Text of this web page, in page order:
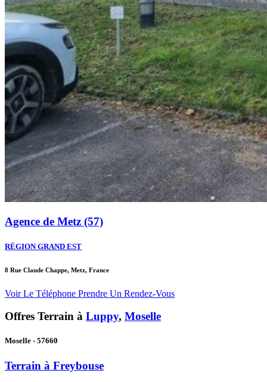
Agence de Metz (57)
RÉGION GRAND EST
8 Rue Claude Chappe, Metz, France
Voir Le Téléphone Prendre Un Rendez-Vous
Offres Terrain à Luppy, Moselle
Moselle - 57660
Terrain à Freybouse